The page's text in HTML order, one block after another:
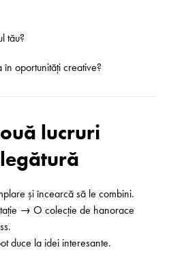
tău?
oportunități creative?
lucruri
și încearcă să le combini.
→ O colecție de hanorace
duce la idei interesante.